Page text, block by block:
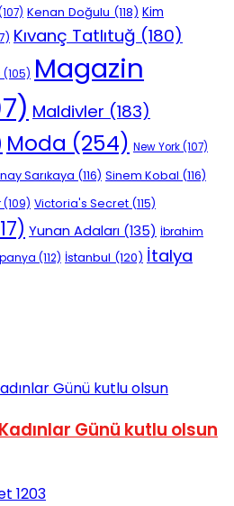
Kenan Doğulu (118) Kim
Kıvanç Tatlıtuğ (180)
(105) Magazin
Maldivler (183)
Moda (254) New York(107)
Sarıkaya (116) Sinem Kobal (116)
(109) Victoria's Secret (115)
Yunan Adaları (135) İbrahim
(112) İstanbul (120) İtalya
Günü kutlu olsun
1203